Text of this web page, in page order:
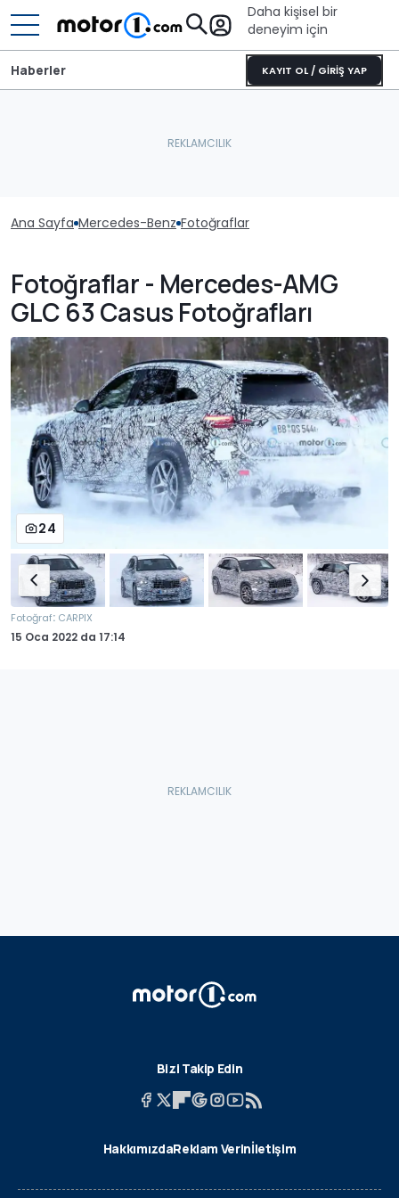
Daha kişisel bir
deneyim için
KAYIT OL / GİRİŞ YAP
Haberler
Ana Sayfa Mercedes-Benz Fotoğraflar
Fotoğraflar - Mercedes-AMG
GLC 63 Casus Fotoğrafları
24
Fotoğraf: CARPIX
15 Oca 2022 da 17:14
Bizi Takip Edin
HakkımızdaReklam Verinİletişim